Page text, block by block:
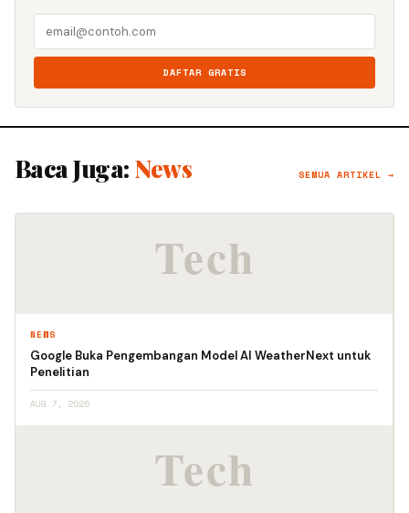
DAFTAR GRATIS
Baca Juga: News SEMUA ARTIKEL →
NEWS
Google Buka Pengembangan Model AI WeatherNext untuk
Penelitian
AUG 7, 2026